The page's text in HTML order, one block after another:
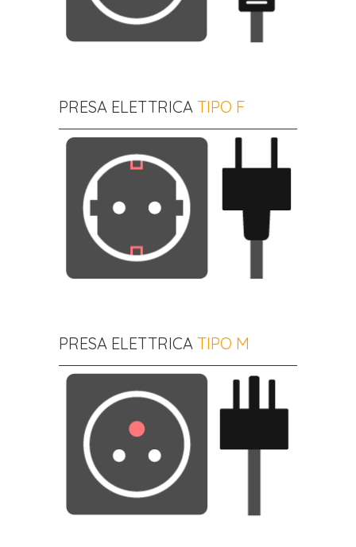
PRESA ELETTRICA TIPO F
PRESA ELETTRICA TIPO M